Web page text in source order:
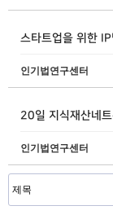
스타트업을 위한
인기법연구센터
20일 지식재산네
인기법연구센터